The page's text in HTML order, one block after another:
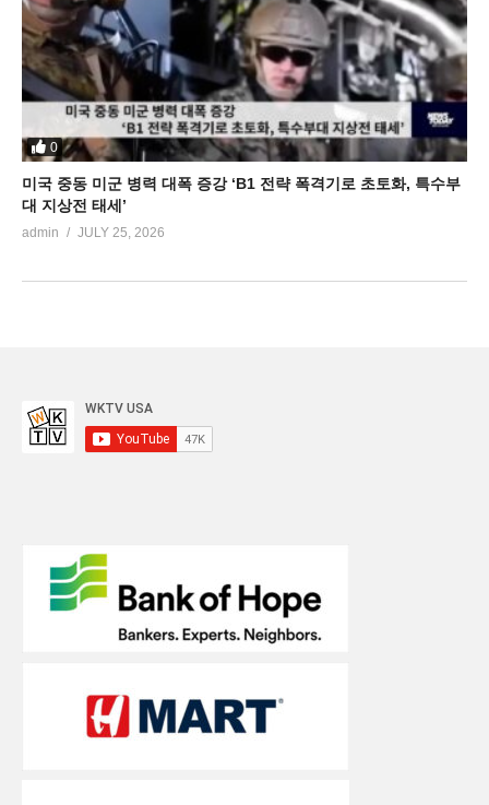
0
미국 중동 미군 병력 대폭 증강 ‘B1 전략 폭격기로 초토화, 특수부
대 지상전 태세’
admin JULY 25, 2026